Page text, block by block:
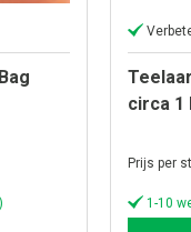
circa 1
Prijs per
1-10